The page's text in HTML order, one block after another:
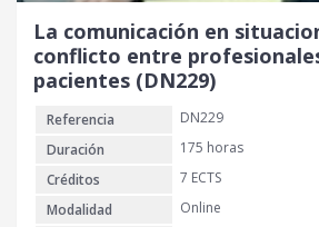
La comunicación en
conflicto entre
pacientes (DN229)
Referencia
DN229
Duración
175 horas
Créditos
7 ECTS
Modalidad
Online